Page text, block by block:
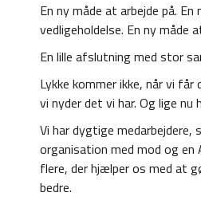
En ny måde at arbejde på. En
vedligeholdelse. En ny måde
En lille afslutning med stor
Lykke kommer ikke, når vi får
vi nyder det vi har. Og lige
Vi har dygtige medarbejdere,
organisation med mod og
flere, der hjælper os med at
bedre.